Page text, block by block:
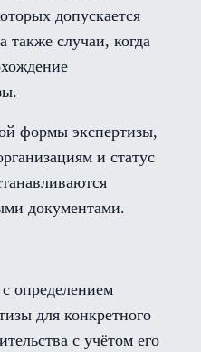
допускается
случаи, когда
формы экспертизы,
и статус
документами.
определением
для конкретного
с учётом его